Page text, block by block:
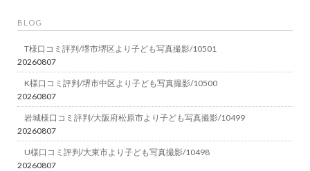
BLOG
T様口コミ評判/堺市堺区より子ども写真撮影/10501
20260807
K様口コミ評判/堺市中区より子ども写真撮影/10500
20260807
岩城様口コミ評判/大阪府松原市より子ども写真撮影/10499
20260807
U様口コミ評判/大東市より子ども写真撮影/10498
20260807